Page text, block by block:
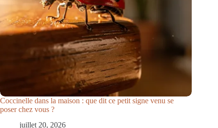
Coccinelle dans la maison : que dit ce petit signe venu se
poser chez vous ?
juillet 20, 2026